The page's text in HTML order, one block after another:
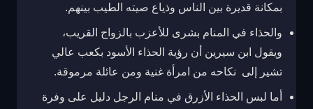
بمكانة قديرة بين الناس وذياع صيته الطيب بينهم.
والحذاء في المنام بشرى للأعزب بالزواج القريب،
ويقول ابن سيرين أن رؤية الحذاء الأسود بكعب عالي
تشير إلى نكاحه من امرأة غنية ومن عائلة مرموقة.
أما لبس الحذاء الأزرق في منام الرجل دليل على وفرة